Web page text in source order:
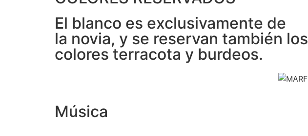
El blanco es exclusivamente de
la novia, y se reservan también los
colores terracota y burdeos.
Música